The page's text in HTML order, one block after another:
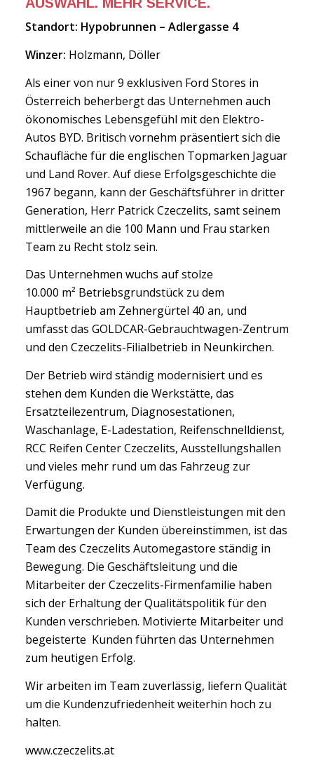
Standort: Hypobrunnen – Adlergasse 4
Winzer: Holzmann, Döller
Als einer von nur 9 exklusiven Ford Stores in
Österreich beherbergt das Unternehmen auch
ökonomisches Lebensgefühl mit den Elektro-
Autos BYD. Britisch vornehm präsentiert sich die
Schaufläche für die englischen Topmarken Jaguar
und Land Rover. Auf diese Erfolgsgeschichte die
1967 begann, kann der Geschäftsführer in dritter
Generation, Herr Patrick Czeczelits, samt seinem
mittlerweile an die 100 Mann und Frau starken
Team zu Recht stolz sein.
Das Unternehmen wuchs auf stolze
10.000 m² Betriebsgrundstück zu dem
Hauptbetrieb am Zehnergürtel 40 an, und
umfasst das GOLDCAR-Gebrauchtwagen-Zentrum
und den Czeczelits-Filialbetrieb in Neunkirchen.
Der Betrieb wird ständig modernisiert und es
stehen dem Kunden die Werkstätte, das
Ersatzteilezentrum, Diagnosestationen,
Waschanlage, E-Ladestation, Reifenschnelldienst,
RCC Reifen Center Czeczelits, Ausstellungshallen
und vieles mehr rund um das Fahrzeug zur
Verfügung.
Damit die Produkte und Dienstleistungen mit den
Erwartungen der Kunden übereinstimmen, ist das
Team des Czeczelits Automegastore ständig in
Bewegung. Die Geschäftsleitung und die
Mitarbeiter der Czeczelits-Firmenfamilie haben
sich der Erhaltung der Qualitätspolitik für den
Kunden verschrieben. Motivierte Mitarbeiter und
begeisterte Kunden führten das Unternehmen
zum heutigen Erfolg.
Wir arbeiten im Team zuverlässig, liefern Qualität
um die Kundenzufriedenheit weiterhin hoch zu
halten.
www.czeczelits.at